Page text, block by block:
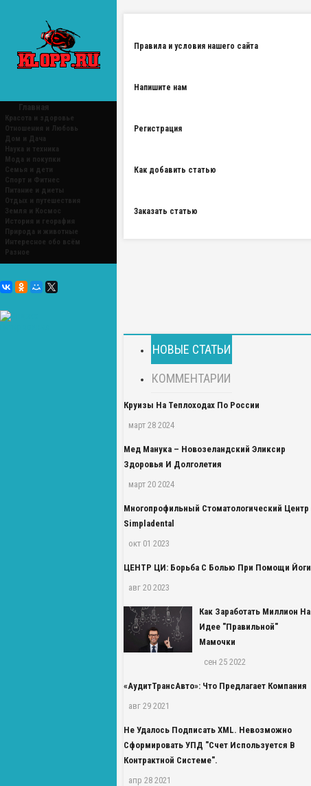
Главная
Красота и здоровье
Отношения и Любовь
Дом и Дача
Наука и техника
Мода и покупки
Семья и дети
Спорт и Фитнес
Питание и диеты
Отдых и путешествия
Земля и Космос
История и георафия
Природа и животные
Интересное обо всём
Разное
Правила и условия нашего сайта
Напишите нам
Регистрация
Как добавить статью
Заказать статью
НОВЫЕ СТАТЬИ
КОММЕНТАРИИ
Круизы На Теплоходах По России
март 28 2024
Мед Манука – Новозеландский Эликсир
Здоровья И Долголетия
март 20 2024
Многопрофильный Стоматологический Центр
Simpladental
окт 01 2023
ЦЕНТР ЦИ: Борьба С Болью При Помощи Йоги
авг 20 2023
Как Заработать Миллион На
Идее "правильной"
Мамочки
сен 25 2022
«АудитТрансАвто»: Что Предлагает Компания
авг 29 2021
Не Удалось Подписать XML. Невозможно
Сформировать УПД "Счет Используется В
Контрактной Системе".
апр 28 2021